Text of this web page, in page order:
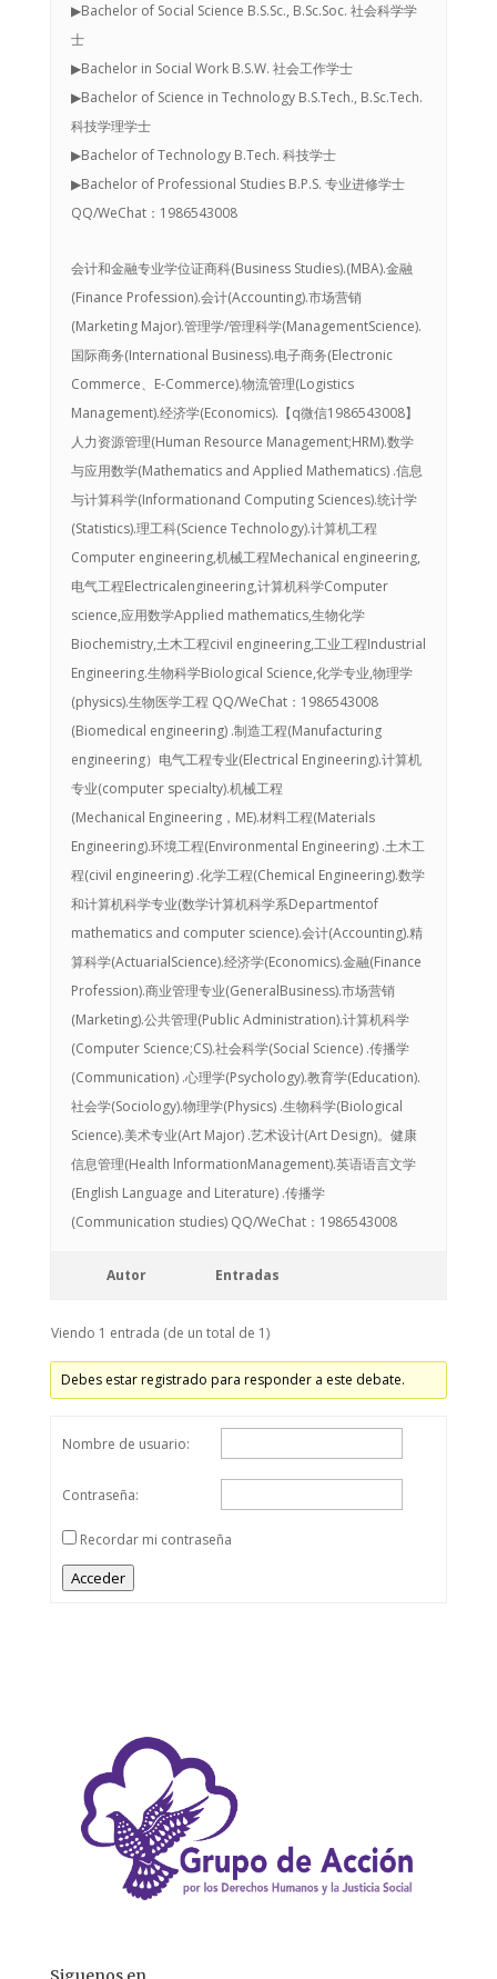
▶Bachelor of Social Science B.S.Sc., B.Sc.Soc. 社会科学学
士
▶Bachelor in Social Work B.S.W. 社会工作学士
▶Bachelor of Science in Technology B.S.Tech., B.Sc.Tech.
科技学理学士
▶Bachelor of Technology B.Tech. 科技学士
▶Bachelor of Professional Studies B.P.S. 专业进修学士
QQ/WeChat：1986543008
会计和金融专业学位证商科(Business Studies).(MBA).金融
(Finance Profession).会计(Accounting).市场营销
(Marketing Major).管理学/管理科学(ManagementScience).
国际商务(International Business).电子商务(Electronic
Commerce、E-Commerce).物流管理(Logistics
Management).经济学(Economics).【q微信1986543008】
人力资源管理(Human Resource Management;HRM).数学
与应用数学(Mathematics and Applied Mathematics) .信息
与计算科学(Informationand Computing Sciences).统计学
(Statistics).理工科(Science Technology).计算机工程
Computer engineering,机械工程Mechanical engineering,
电气工程Electricalengineering,计算机科学Computer
science,应用数学Applied mathematics,生物化学
Biochemistry,土木工程civil engineering,工业工程Industrial
Engineering.生物科学Biological Science,化学专业,物理学
(physics).生物医学工程 QQ/WeChat：1986543008
(Biomedical engineering) .制造工程(Manufacturing
engineering）电气工程专业(Electrical Engineering).计算机
专业(computer specialty).机械工程
(Mechanical Engineering，ME).材料工程(Materials
Engineering).环境工程(Environmental Engineering) .土木工
程(civil engineering) .化学工程(Chemical Engineering).数学
和计算机科学专业(数学计算机科学系Departmentof
mathematics and computer science).会计(Accounting).精
算科学(ActuarialScience).经济学(Economics).金融(Finance
Profession).商业管理专业(GeneralBusiness).市场营销
(Marketing).公共管理(Public Administration).计算机科学
(Computer Science;CS).社会科学(Social Science) .传播学
(Communication) .心理学(Psychology).教育学(Education).
社会学(Sociology).物理学(Physics) .生物科学(Biological
Science).美术专业(Art Major) .艺术设计(Art Design)。健康
信息管理(Health lnformationManagement).英语语言文学
(English Language and Literature) .传播学
(Communication studies) QQ/WeChat：1986543008
Autor Entradas
Viendo 1 entrada (de un total de 1)
Debes estar registrado para responder a este debate.
Nombre de usuario:
Contraseña:
Recordar mi contraseña
Acceder